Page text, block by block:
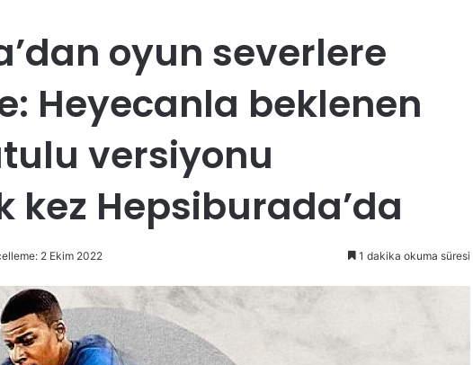
oyun severlere
Heyecanla beklenen
versiyonu
kez Hepsiburada’da
2 Ekim 2022 1 dakika okuma süresi